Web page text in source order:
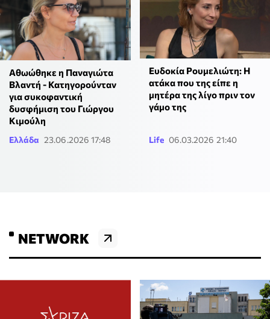
Αθωώθηκε η Παναγιώτα
Βλαντή - Κατηγορούνταν
για συκοφαντική
δυσφήμιση του Γιώργου
Κιμούλη
Ελλάδα 23.06.2026 17:48
Ευδοκία Ρουμελιώτη: Η
ατάκα που της είπε η
μητέρα της λίγο πριν τον
γάμο της
Life 06.03.2026 21:40
NETWORK